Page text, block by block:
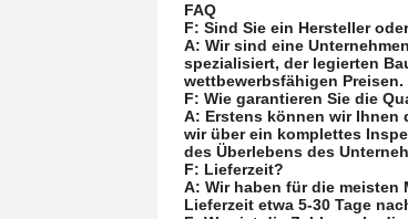
FAQ
F: Sind Sie ein Hersteller
A: Wir sind eine
spezialisiert, der legierten
wettbewerbsfähigen Preisen.
F: Wie garantieren Sie die
A: Erstens können wir Ihnen
wir über ein komplettes
des Überlebens des
F: Lieferzeit?
A: Wir haben für die meisten
Lieferzeit etwa 5-30 Tage